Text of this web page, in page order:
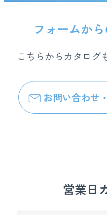
フォームか
こちらからカタログ
お問い合わせ
営業日